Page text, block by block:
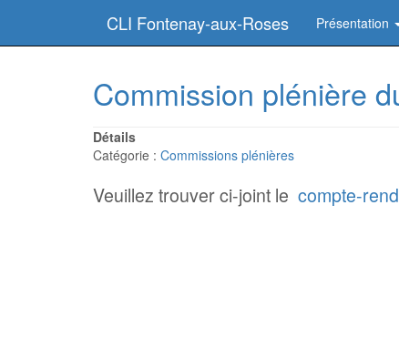
CLI Fontenay-aux-Roses Présentation
Commission plénière
Détails
Catégorie : Commissions plénières
Veuillez trouver ci-joint le compte-